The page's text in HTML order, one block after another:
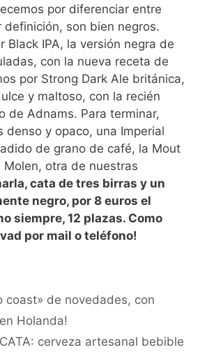
por diferenciar entre
definición, son bien negros.
Black IPA, la versión negra de
con la nueva receta de
por Strong Dark Ale británica,
y maltoso, con la recién
de Adnams. Para terminar,
denso y opaco, una Imperial
de grano de café, la Mout
Molen, otra de nuestras
cata de tres birras y un
negro, por 8 euros el
siempre, 12 plazas. Como
por mail o teléfono!
coast» de novedades, con
Holanda!
cerveza artesanal bebible